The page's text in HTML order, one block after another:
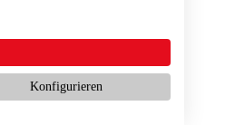
Konfigurieren